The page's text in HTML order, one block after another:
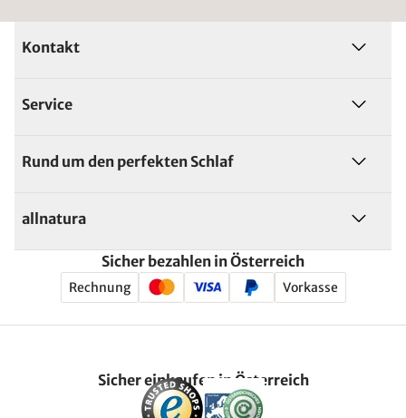
Kontakt
Service
Rund um den perfekten Schlaf
allnatura
Sicher bezahlen in Österreich
Rechnung Vorkasse
Sicher einkaufen in Österreich